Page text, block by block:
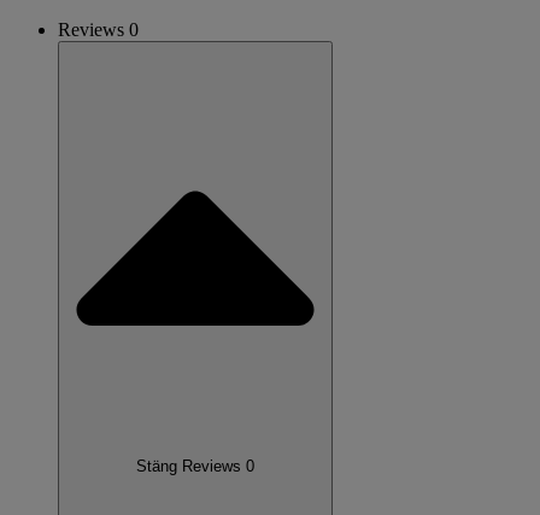
Reviews 0
Stäng Reviews 0